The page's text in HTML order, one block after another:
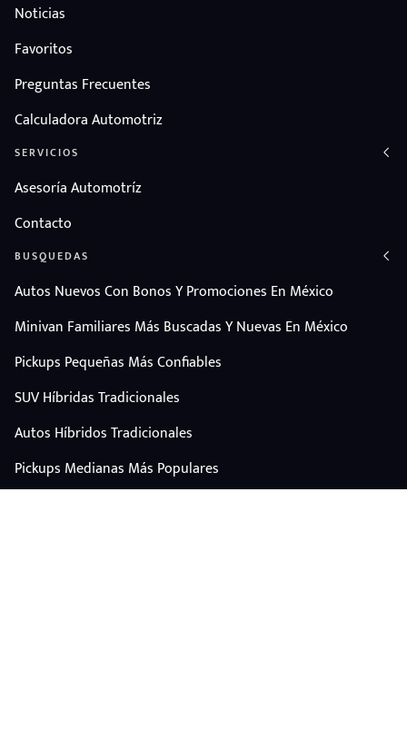
Noticias
Favoritos
Preguntas Frecuentes
Calculadora Automotriz
SERVICIOS
Asesoría Automotríz
Contacto
BUSQUEDAS
Autos Nuevos Con Bonos Y Promociones En México
Minivan Familiares Más Buscadas Y Nuevas En México
Pickups Pequeñas Más Confiables
SUV Híbridas Tradicionales
Autos Híbridos Tradicionales
Pickups Medianas Más Populares